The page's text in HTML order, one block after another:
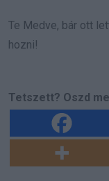
Te Medve, bár ott
hozni!
Tetszett? Oszd